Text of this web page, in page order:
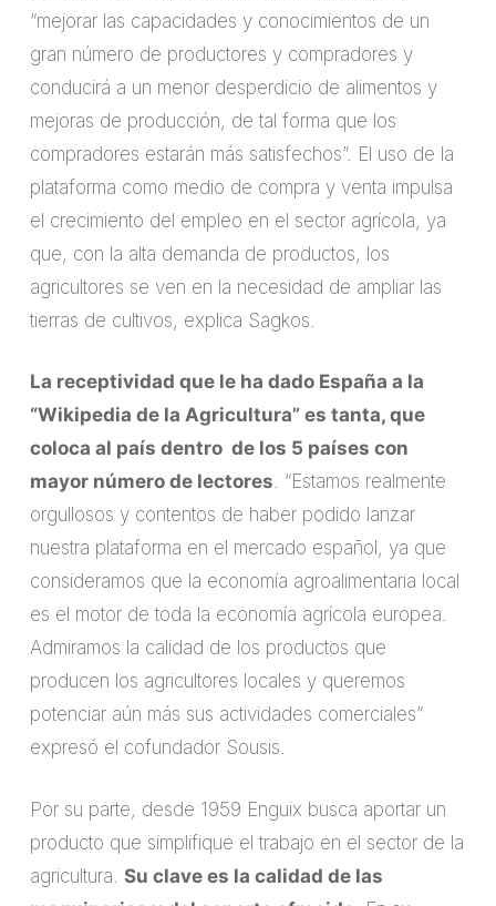
“mejorar las capacidades y conocimientos de un
gran número de productores y compradores y
conducirá a un menor desperdicio de alimentos y
mejoras de producción, de tal forma que los
compradores estarán más satisfechos”. El uso de la
plataforma como medio de compra y venta impulsa
el crecimiento del empleo en el sector agrícola, ya
que, con la alta demanda de productos, los
agricultores se ven en la necesidad de ampliar las
tierras de cultivos, explica Sagkos.
La receptividad que le ha dado España a la
“Wikipedia de la Agricultura” es tanta, que
coloca al país dentro de los 5 países con
mayor número de lectores. “Estamos realmente
orgullosos y contentos de haber podido lanzar
nuestra plataforma en el mercado español, ya que
consideramos que la economía agroalimentaria local
es el motor de toda la economía agrícola europea.
Admiramos la calidad de los productos que
producen los agricultores locales y queremos
potenciar aún más sus actividades comerciales”
expresó el cofundador Sousis.
Por su parte, desde 1959 Enguix busca aportar un
producto que simplifique el trabajo en el sector de la
agricultura. Su clave es la calidad de las